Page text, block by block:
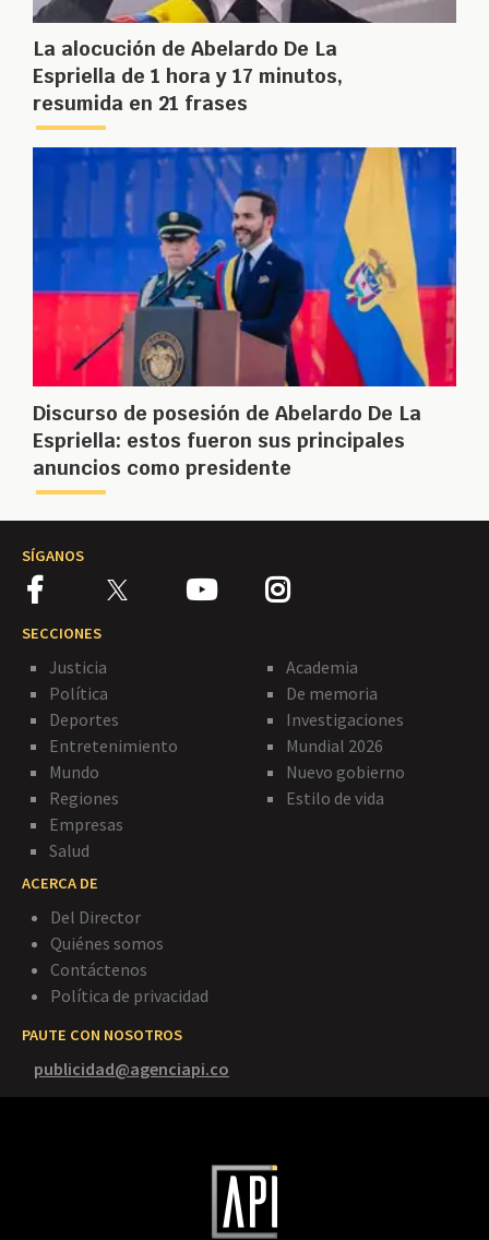
La alocución de Abelardo De La
Espriella de 1 hora y 17 minutos,
resumida en 21 frases
Discurso de posesión de Abelardo De La
Espriella: estos fueron sus principales
anuncios como presidente
SÍGANOS
SECCIONES
Justicia
Política
Deportes
Entretenimiento
Mundo
Regiones
Empresas
Salud
Academia
De memoria
Investigaciones
Mundial 2026
Nuevo gobierno
Estilo de vida
ACERCA DE
Del Director
Quiénes somos
Contáctenos
Política de privacidad
PAUTE CON NOSOTROS
publicidad@agenciapi.co